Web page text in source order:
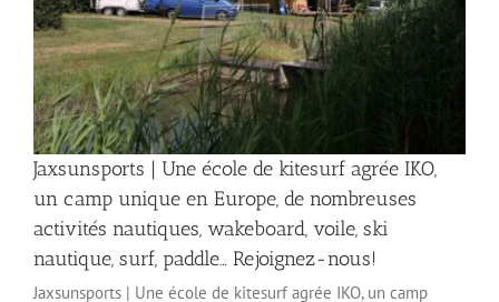
Jaxsunsports | Une école de kitesurf agrée IKO,
un camp unique en Europe, de nombreuses
activités nautiques, wakeboard, voile, ski
nautique, surf, paddle… Rejoignez-nous!
Jaxsunsports | Une école de kitesurf agrée IKO, un camp